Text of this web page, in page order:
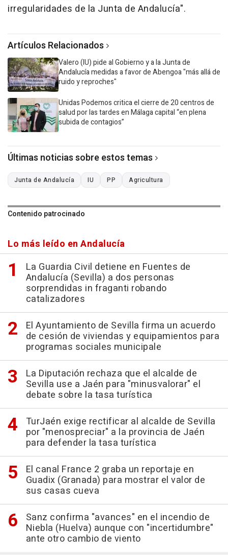
irregularidades de la Junta de Andalucía".
Artículos Relacionados
Valero (IU) pide al Gobierno y a la Junta de
Andalucía medidas a favor de Abengoa "más allá de
ruido y reproches"
Unidas Podemos critica el cierre de 20 centros de
salud por las tardes en Málaga capital “en plena
subida de contagios”
Últimas noticias sobre estos temas
Junta de Andalucía IU PP Agricultura
Contenido patrocinado
Lo más leído en Andalucía
La Guardia Civil detiene en Fuentes de
Andalucía (Sevilla) a dos personas
sorprendidas in fraganti robando
catalizadores
El Ayuntamiento de Sevilla firma un acuerdo
de cesión de viviendas y equipamientos para
programas sociales municipale
La Diputación rechaza que el alcalde de
Sevilla use a Jaén para "minusvalorar" el
debate sobre la tasa turística
TurJaén exige rectificar al alcalde de Sevilla
por "menospreciar" a la provincia de Jaén
para defender la tasa turística
El canal France 2 graba un reportaje en
Guadix (Granada) para mostrar el valor de
sus casas cueva
Sanz confirma "avances" en el incendio de
Niebla (Huelva) aunque con "incertidumbre"
ante otro cambio de viento